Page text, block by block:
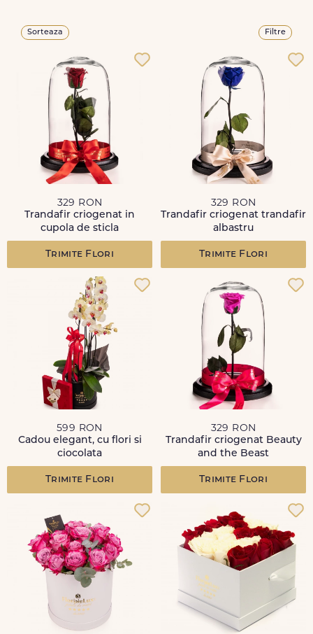
Sorteaza Filtre
329 RON
Trandafir criogenat in
cupola de sticla
Trimite Flori
329 RON
Trandafir criogenat trandafir
albastru
Trimite Flori
599 RON
Cadou elegant, cu flori si
ciocolata
Trimite Flori
329 RON
Trandafir criogenat Beauty
and the Beast
Trimite Flori